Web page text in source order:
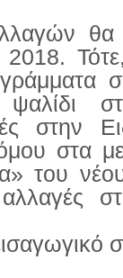
θα
στην
στα
του